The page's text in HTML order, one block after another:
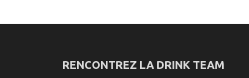
RENCONTREZ LA DRINK TEAM